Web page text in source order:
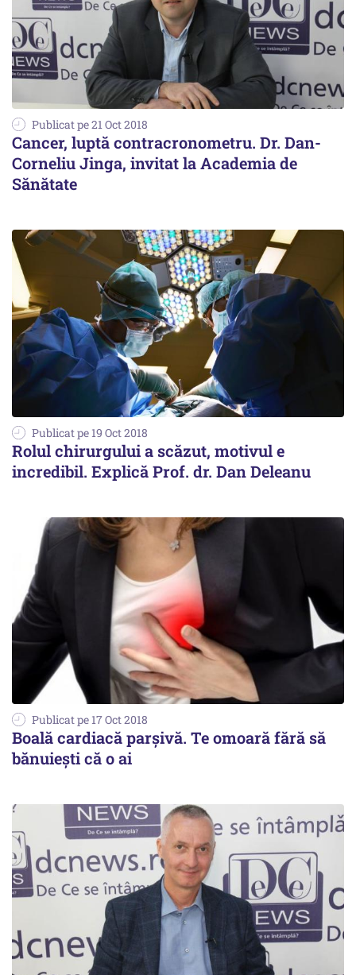
Publicat pe 21 Oct 2018
Cancer, luptă contracronometru. Dr. Dan-
Corneliu Jinga, invitat la Academia de
Sănătate
Publicat pe 19 Oct 2018
Rolul chirurgului a scăzut, motivul e
incredibil. Explică Prof. dr. Dan Deleanu
Publicat pe 17 Oct 2018
Boală cardiacă parșivă. Te omoară fără să
bănuiești că o ai